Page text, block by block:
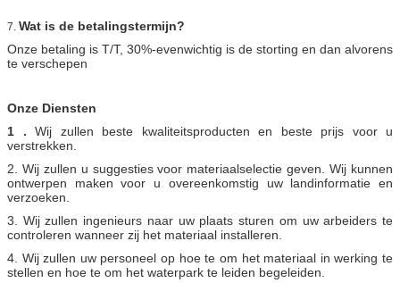
7. Wat is de betalingstermijn?
Onze betaling is T/T, 30%-evenwichtig is de storting en dan alvorens
te verschepen
Onze Diensten
1 . Wij zullen beste kwaliteitsproducten en beste prijs voor u
verstrekken.
2. Wij zullen u suggesties voor materiaalselectie geven. Wij kunnen
ontwerpen maken voor u overeenkomstig uw landinformatie en
verzoeken.
3. Wij zullen ingenieurs naar uw plaats sturen om uw arbeiders te
controleren wanneer zij het materiaal installeren.
4. Wij zullen uw personeel op hoe te om het materiaal in werking te
stellen en hoe te om het waterpark te leiden begeleiden.